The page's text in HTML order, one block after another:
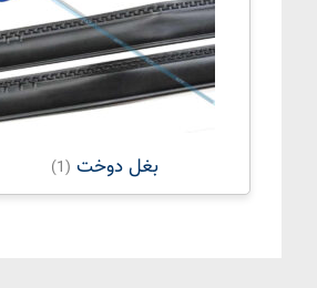
بغل دوخت (1)